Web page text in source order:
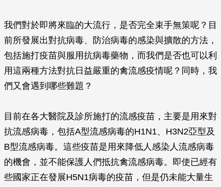
我們對於即將來臨的大流行，是否完全束手無策呢？目
前所發展出對抗病毒、防治病毒的感染與擴散的方法，
包括施打疫苗與服用抗病毒藥物，而我們是否也可以利
用這兩種方法對抗日益嚴重的禽流感疫情呢？同時，我
們又會遇到哪些難題？
目前在各大醫院及診所施打的流感疫苗，主要是用來對
抗流感病毒，包括A型流感病毒的H1N1、H3N2亞型及
B型流感病毒。這些疫苗是用來降低人感染人流感病毒
的機會，並不能保護人們抵抗禽流感病毒。即使已經有
些國家正在發展H5N1病毒的疫苗，但是仍未能大量生